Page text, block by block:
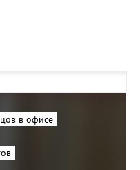
в офисе